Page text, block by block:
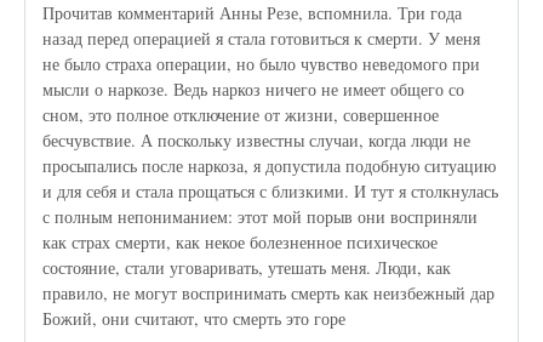
Прочитав комментарий Анны Резе, вспомнила. Три года
назад перед операцией я стала готовиться к смерти. У меня
не было страха операции, но было чувство неведомого при
мысли о наркозе. Ведь наркоз ничего не имеет общего со
сном, это полное отключение от жизни, совершенное
бесчувствие. А поскольку известны случаи, когда люди не
просыпались после наркоза, я допустила подобную ситуацию
и для себя и стала прощаться с близкими. И тут я столкнулась
с полным непониманием: этот мой порыв они восприняли
как страх смерти, как некое болезненное психическое
состояние, стали уговаривать, утешать меня. Люди, как
правило, не могут воспринимать смерть как неизбежный дар
Божий, они считают, что смерть это горе